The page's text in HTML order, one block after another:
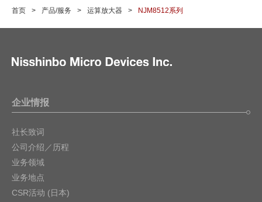
首页 产品/服务 运算放大器 NJM8512系列
企业情报
社长致词
公司介绍／历程
业务领域
业务地点
CSR活动 (日本)